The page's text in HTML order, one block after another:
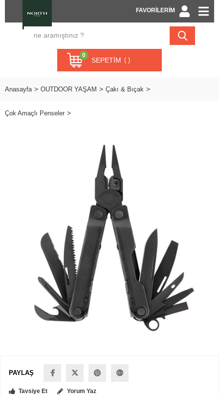
FAVORİLERİM
SEPETIM
0
Anasayfa OUTDOOR YAŞAM Çakı & Bıçak
Çok Amaçlı Penseler
PAYLAŞ
Tavsiye Et Yorum Yaz